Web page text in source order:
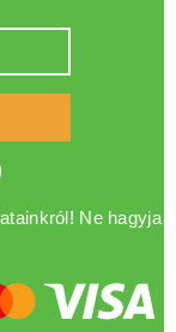
Ne hagyja